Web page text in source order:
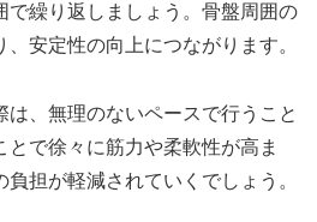
で繰り返しましょう。骨盤周囲の
安定性の向上につながります。
は、無理のないペースで行うこと
とで徐々に筋力や柔軟性が高ま
担が軽減されていくでしょう。